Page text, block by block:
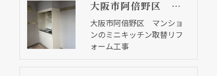
大阪市阿倍野区 マンションのミニキッチン取替リフォーム工事
大阪市阿倍野区 マンショ
ンのミニキッチン取替リフ
ォーム工事